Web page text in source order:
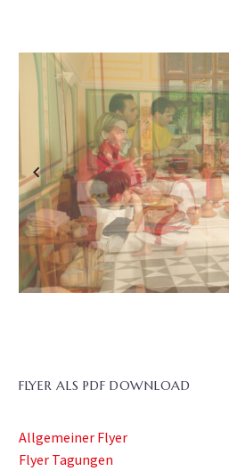
Previous
FLYER ALS PDF DOWNLOAD
Allgemeiner Flyer
Flyer Tagungen